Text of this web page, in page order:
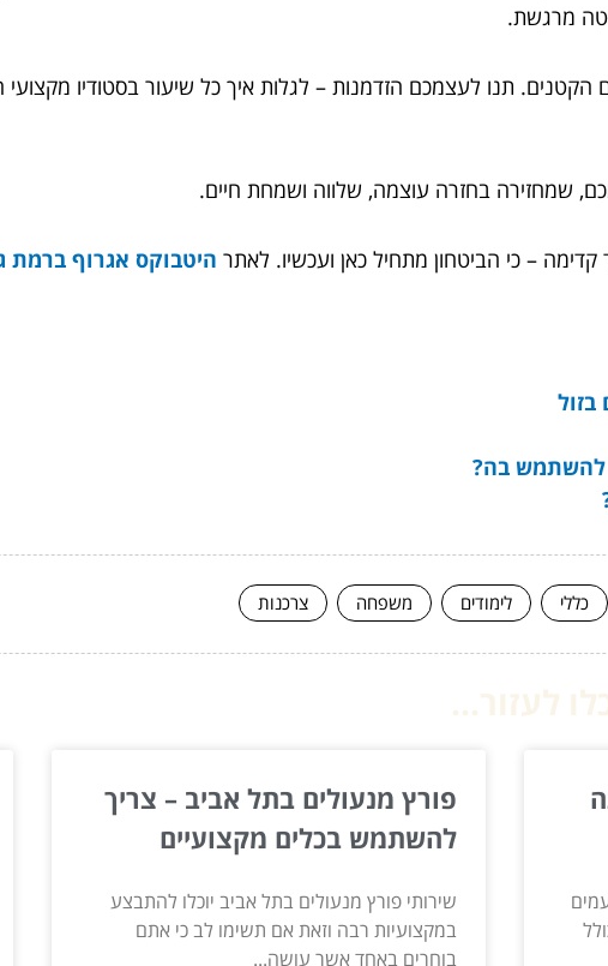
מרגשת.
הקטנים. תנו לעצמכם הזדמנות – לגלות איך כל שיעור בסטודיו
שמחזירה בחזרה עוצמה, שלווה ושמחת חיים.
– כי הביטחון מתחיל כאן ועכשיו. לאתר היטבוקס אגרוף ברמת
בזול
להשתמש בה?
כללי לימודים משפחה צרכנות
פורץ מנעולים בתל אביב – צריך
להשתמש בכלים מקצועיים
שירותי פורץ מנעולים בתל אביב יוכלו להתבצע
במקצועיות רבה וזאת אם תשימו לב כי אתם
בוחרים באחד אשר עושה...